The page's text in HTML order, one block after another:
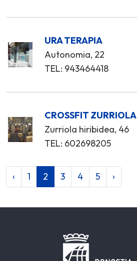
URA TERAPIA
Autonomia, 22
TEL: 943464418
CROSSFIT ZURRIOLA
Zurriola hiribidea, 46
TEL: 602698205
‹ 1 2 3 4 5 ›